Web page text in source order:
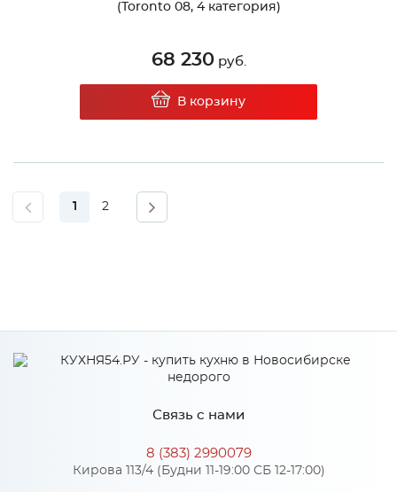
(Toronto 08, 4 категория)
68 230руб.
В корзину
1 2
Связь с нами
8 (383) 2990079
Кирова 113/4 (Будни 11-19:00 СБ 12-17:00)